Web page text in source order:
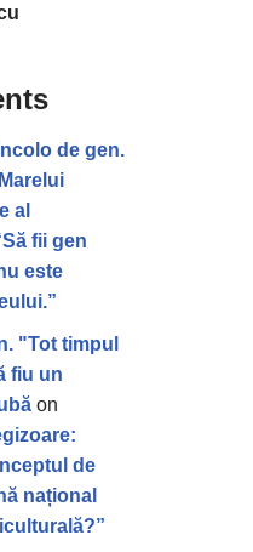
de gen.
al
fii gen
este
"Tot timpul
fiu un
on
de
național